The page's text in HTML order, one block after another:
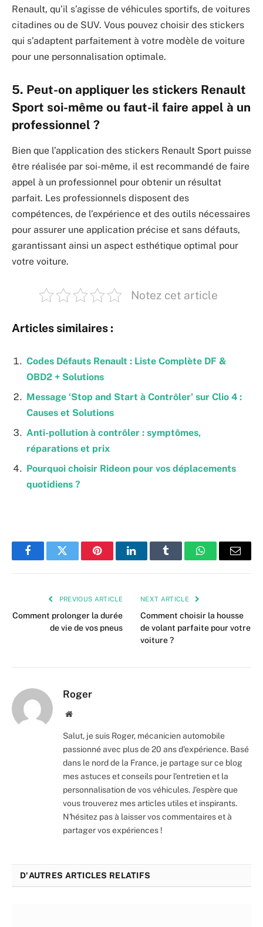
Renault, qu’il s’agisse de véhicules sportifs, de voitures
citadines ou de SUV. Vous pouvez choisir des stickers
qui s’adaptent parfaitement à votre modèle de voiture
pour une personnalisation optimale.
5. Peut-on appliquer les stickers Renault
Sport soi-même ou faut-il faire appel à un
professionnel ?
Bien que l’application des stickers Renault Sport puisse
être réalisée par soi-même, il est recommandé de faire
appel à un professionnel pour obtenir un résultat
parfait. Les professionnels disposent des
compétences, de l’expérience et des outils nécessaires
pour assurer une application précise et sans défauts,
garantissant ainsi un aspect esthétique optimal pour
votre voiture.
Notez cet article
Articles similaires :
Codes Défauts Renault : Liste Complète DF &
OBD2 + Solutions
Message ‘Stop and Start à Contrôler’ sur Clio 4 :
Causes et Solutions
Anti-pollution à contrôler : symptômes,
réparations et prix
Pourquoi choisir Rideon pour vos déplacements
quotidiens ?
FacebookTwitter PinterestLinkedInTumblr WhatsAppEmail
PREVIOUS ARTICLE
Comment prolonger la durée
de vie de vos pneus
NEXT ARTICLE
Comment choisir la housse
de volant parfaite pour votre
voiture ?
Roger
Website
Salut, je suis Roger, mécanicien automobile
passionné avec plus de 20 ans d'expérience. Basé
dans le nord de la France, je partage sur ce blog
mes astuces et conseils pour l'entretien et la
personnalisation de vos véhicules. J'espère que
vous trouverez mes articles utiles et inspirants.
N'hésitez pas à laisser vos commentaires et à
partager vos expériences !
D'AUTRES ARTICLES RELATIFS